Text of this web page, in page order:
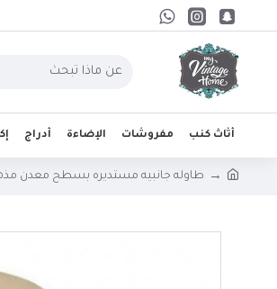
أثاث كنب مفروشات الإضاءة أدراج
طاوله جانبيه مستديره بسطح معدن